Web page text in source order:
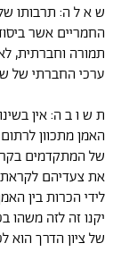
ש א ל ה: תרבותו
החמריים אשר
תמורה וחברתית,
ערכי החברתי של
ת ש ו ב ה: אין
האמן מתכוון
של המתקדמים
את צעדיהם לקראת
לידי הכרות בין
יקנו זה לזה משהו
של ציון הדרך הוא